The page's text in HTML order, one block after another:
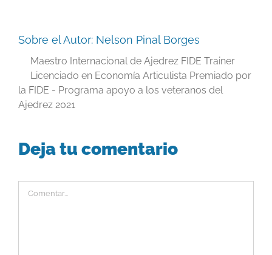
Sobre el Autor: Nelson Pinal Borges
Maestro Internacional de Ajedrez FIDE Trainer
Licenciado en Economía Articulista Premiado por
la FIDE - Programa apoyo a los veteranos del
Ajedrez 2021
Deja tu comentario